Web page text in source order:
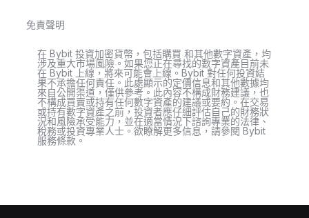
免責聲明
在 Bybit 投資加密貨幣，包括購買 和其他數字資產，均
涉及重大市場風險。如果您正在尋找的數字資產目前未
在 Bybit 上線，將來可能會上線。Bybit 對任何投資結
果不承擔任何責任。此處顯示的定價信息和其他數據均
來自公開渠道，僅供參考。此內容不構成財務建議，也
不構成買賣或持有任何數字資產的建議或要約。在交易
或持有數字資產之前，投資者應仔細評估自己的財務狀
況和風險承受能力，並在適當情況下諮詢專業的法律、
稅務或投資專業人士。欲瞭解更多信息，請參閱 Bybit
服務條款。